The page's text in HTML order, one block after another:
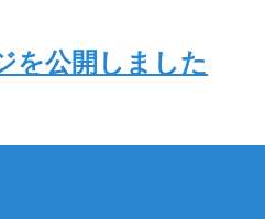
を公開しました